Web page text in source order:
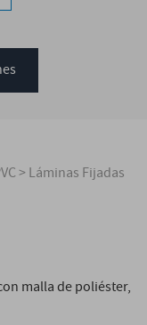
>Láminas Fijadas
malla de poliéster,